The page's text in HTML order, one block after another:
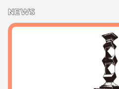
NEWS